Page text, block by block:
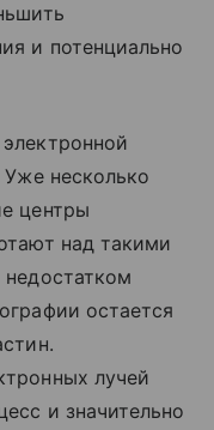
и потенциально
Уже несколько
центры
над такими
остается
лучей
и значительно